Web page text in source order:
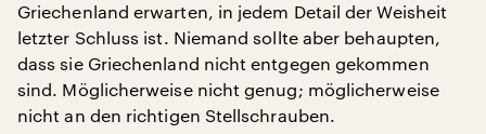
Griechenland erwarten, in jedem Detail der Weisheit
letzter Schluss ist. Niemand sollte aber behaupten,
dass sie Griechenland nicht entgegen gekommen
sind. Möglicherweise nicht genug; möglicherweise
nicht an den richtigen Stellschrauben.